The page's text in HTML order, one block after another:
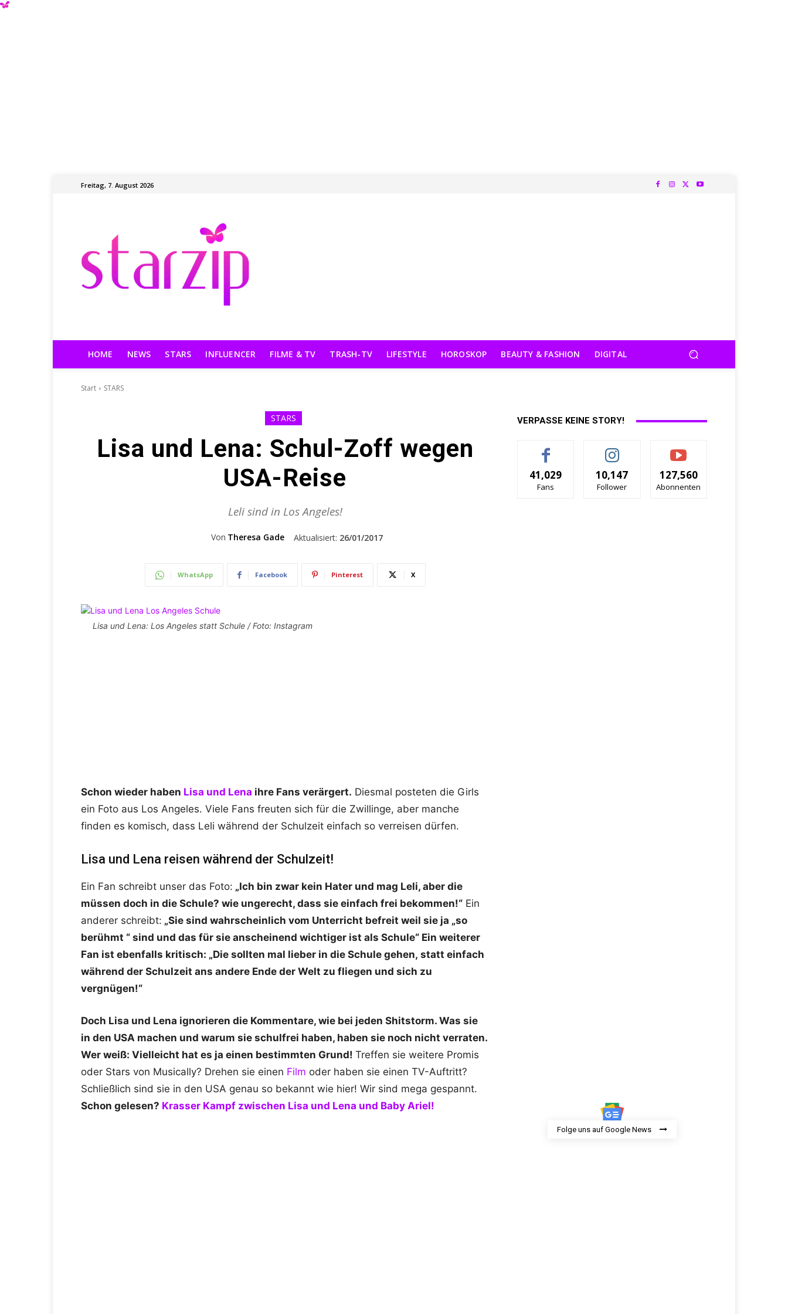
Freitag, 7. August 2026
HOME NEWS STARS INFLUENCER FILME & TV TRASH-TV LIFESTYLE HOROSKOP BEAUTY & FASHION DIGITAL
Start STARS
STARS
Lisa und Lena: Schul-Zoff wegen
USA-Reise
Leli sind in Los Angeles!
Von Theresa Gade Aktualisiert: 26/01/2017
WhatsApp Facebook Pinterest X
Lisa und Lena: Los Angeles statt Schule / Foto: Instagram
Schon wieder haben Lisa und Lena ihre Fans verärgert. Diesmal posteten die Girls
ein Foto aus Los Angeles. Viele Fans freuten sich für die Zwillinge, aber manche
finden es komisch, dass Leli während der Schulzeit einfach so verreisen dürfen.
Lisa und Lena reisen während der Schulzeit!
Ein Fan schreibt unser das Foto: „Ich bin zwar kein Hater und mag Leli, aber die
müssen doch in die Schule? wie ungerecht, dass sie einfach frei bekommen!“ Ein
anderer schreibt: „Sie sind wahrscheinlich vom Unterricht befreit weil sie ja „so
berühmt “ sind und das für sie anscheinend wichtiger ist als Schule“ Ein weiterer
Fan ist ebenfalls kritisch: „Die sollten mal lieber in die Schule gehen, statt einfach
während der Schulzeit ans andere Ende der Welt zu fliegen und sich zu
vergnügen!“
Doch Lisa und Lena ignorieren die Kommentare, wie bei jeden Shitstorm. Was sie
in den USA machen und warum sie schulfrei haben, haben sie noch nicht verraten.
Wer weiß: Vielleicht hat es ja einen bestimmten Grund! Treffen sie weitere Promis
oder Stars von Musically? Drehen sie einen Film oder haben sie einen TV-Auftritt?
Schließlich sind sie in den USA genau so bekannt wie hier! Wir sind mega gespannt.
Schon gelesen? Krasser Kampf zwischen Lisa und Lena und Baby Ariel!
VERPASSE KEINE STORY!
41,029
Fans
10,147
Follower
127,560
Abonnenten
Folge uns auf Google News